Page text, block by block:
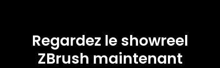
Regardez le showreel
ZBrush maintenant